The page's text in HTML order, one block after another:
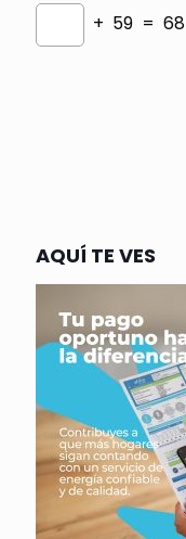
+ 59 = 68
AQUÍ TE VES